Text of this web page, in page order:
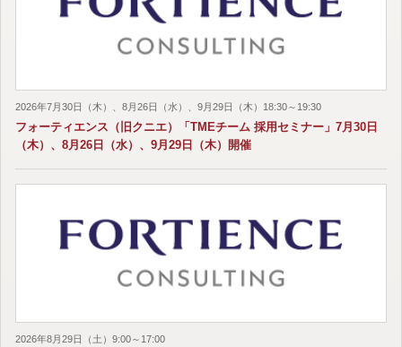
2026年7月30日（木）、8月26日（水）、9月29日（木）18:30～19:30
フォーティエンス（旧クニエ）「TMEチーム 採用セミナー」7月30日
（木）、8月26日（水）、9月29日（木）開催
2026年8月29日（土）9:00～17:00